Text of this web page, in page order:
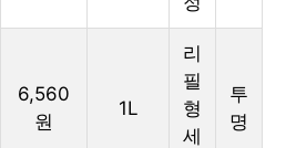
6,560
원
1L
리
필
형
세
투
명